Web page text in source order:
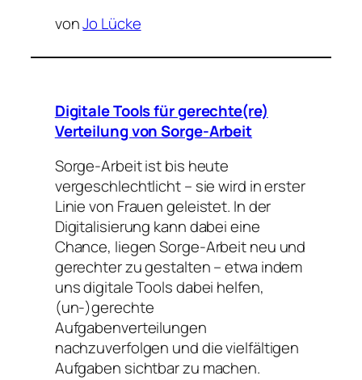
vonJo Lücke
Digitale Tools für gerechte(re)
Verteilung von Sorge-Arbeit
Sorge-Arbeit ist bis heute
vergeschlechtlicht – sie wird in erster
Linie von Frauen geleistet. In der
Digitalisierung kann dabei eine
Chance, liegen Sorge-Arbeit neu und
gerechter zu gestalten – etwa indem
uns digitale Tools dabei helfen,
(un-)gerechte
Aufgabenverteilungen
nachzuverfolgen und die vielfältigen
Aufgaben sichtbar zu machen.